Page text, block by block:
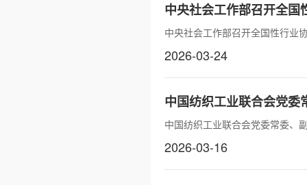
中央社会工作部召开全国
中央社会工作部召开全国性行业
2026-03-24
中国纺织工业联合会党委
中国纺织工业联合会党委常委、
2026-03-16